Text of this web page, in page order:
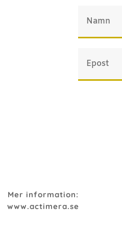
Mer information:
www.actimera.se